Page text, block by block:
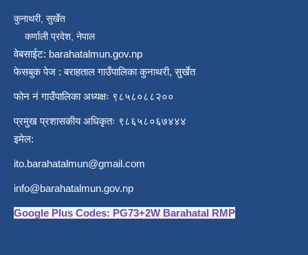
कुनाथरी, सुर्खेत
कर्णाली प्रदेश, नेपाल
वेबसाईट: barahatalmun.gov.np
फेसबुक पेज : बराहताल गाउँपालिका कुनाथरी, सुर्खेत
फोन नं गाउँपालिका अध्यक्षः ९८५८०८८२००
प्रमुख प्रशासकीय अधिकृतः ९८६५८०६७४४४
इमेल:
ito.barahatalmun@gmail.com
info@barahatalmun.gov.np
Google Plus Codes: PG73+2W Barahatal RMP